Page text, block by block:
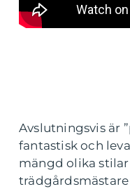
Avslutningsvis är
fantastisk och
mängd olika